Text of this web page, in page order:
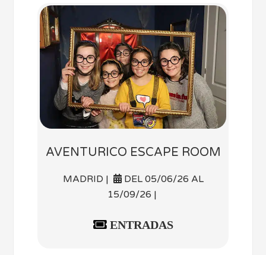
AVENTURICO ESCAPE ROOM
MADRID |
DEL 05/06/26 AL
15/09/26 |
ENTRADAS